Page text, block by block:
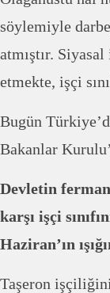
söylemiyle
atmıştır.
etmekte, işçi
Bugün
Bakanlar
Devletin
karşı işçi
Haziran’ın
Taşeron